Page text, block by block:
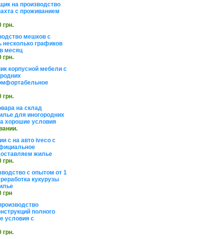
на производство
с проживанием
грн.
мешков с
несколько графиков
месяц
грн.
корпусной мебели с
грн.
на склад
для иногородних
хорошие условия
с на авто iveco с
жилье
грн.
с опытом от 1
кукурузы
грн
полного
условия с
грн.